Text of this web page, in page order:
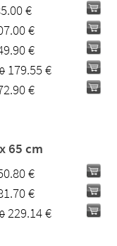
€
€
€
179.55 €
€
65 cm
€
€
229.14 €